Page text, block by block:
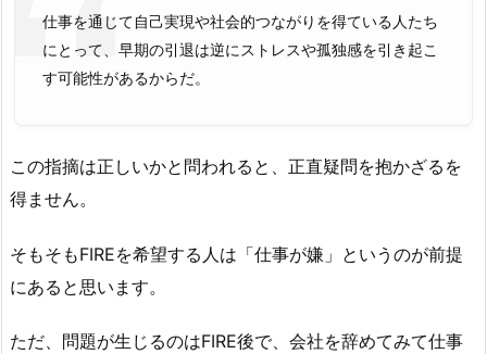
仕事を通じて自己実現や社会的つながりを得ている人たち
にとって、早期の引退は逆にストレスや孤独感を引き起こ
す可能性があるからだ。
この指摘は正しいかと問われると、正直疑問を抱かざるを
得ません。
そもそもFIREを希望する人は「仕事が嫌」というのが前提
にあると思います。
ただ、問題が生じるのはFIRE後で、会社を辞めてみて仕事